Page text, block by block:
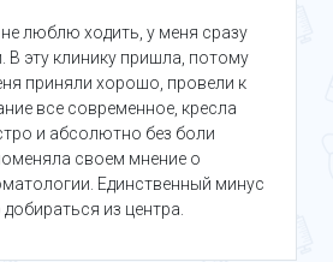
люблю ходить, у меня сразу
В эту клинику пришла, потому
приняли хорошо, провели к
все современное, кресла
и абсолютно без боли
своем мнение о
Единственный минус
из центра.